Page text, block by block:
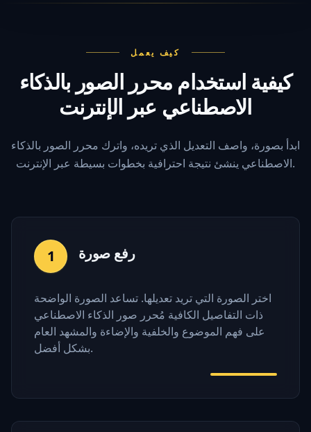
كيف يعمل
كيفية استخدام محرر الصور بالذكاء
الاصطناعي عبر الإنترنت
ابدأ بصورة، واصف التعديل الذي تريده، واترك محرر الصور بالذكاء
الاصطناعي ينشئ نتيجة احترافية بخطوات بسيطة عبر الإنترنت.
1 رفع صورة
اختر الصورة التي تريد تعديلها. تساعد الصورة الواضحة
ذات التفاصيل الكافية مُحرر صور الذكاء الاصطناعي
على فهم الموضوع والخلفية والإضاءة والمشهد العام
بشكل أفضل.